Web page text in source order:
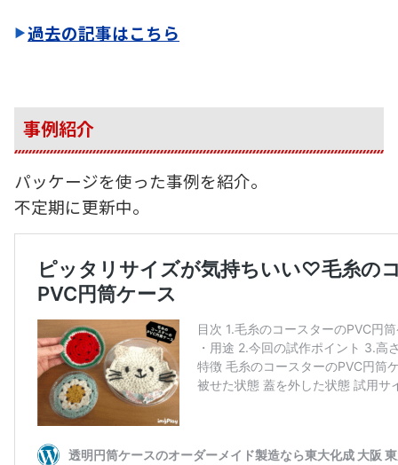
過去の記事はこちら
事例紹介
パッケージを使った事例を紹介。
不定期に更新中。